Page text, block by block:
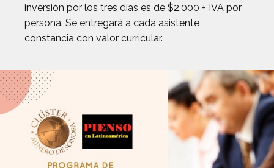
inversión por los tres días es de $2,000 + IVA por
persona. Se entregará a cada asistente
constancia con valor curricular.